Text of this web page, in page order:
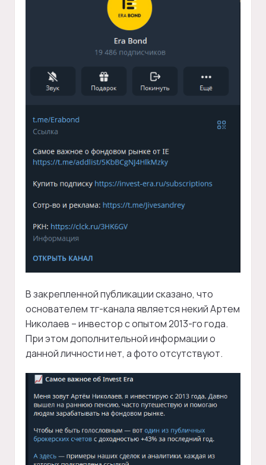
В закрепленной публикации сказано, что
основателем тг-канала является некий Артем
Николаев – инвестор с опытом 2013-го года.
При этом дополнительной информации о
данной личности нет, а фото отсутствуют.